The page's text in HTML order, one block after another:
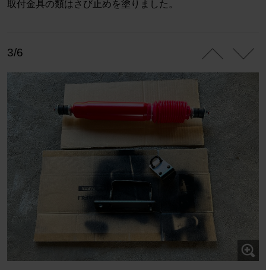
取付金具の類はさび止めを塗りました。
3/6